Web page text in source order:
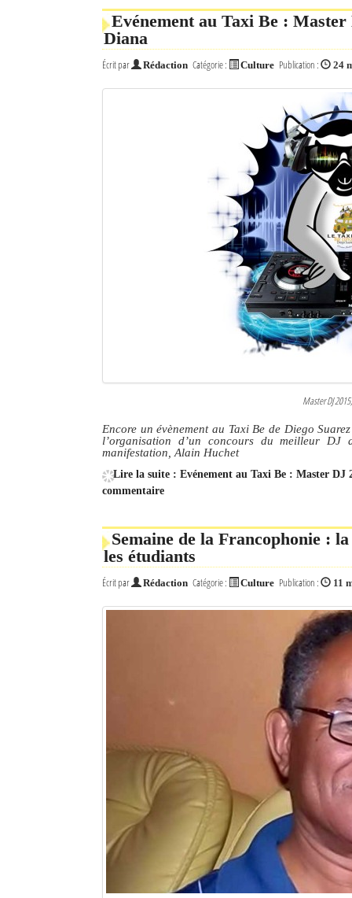
Evénement au Taxi Be :
Diana
Écrit par Rédaction Catégorie : Culture Publication : 24
Master DJ
Encore un évènement au Taxi Be de Diego
l’organisation d’un concours du meilleur
manifestation, Alain Huchet
Lire la suite : Evénement au Taxi Be : Master DJ
commentaire
Semaine de la Francophonie :
les étudiants
Écrit par Rédaction Catégorie : Culture Publication : 11